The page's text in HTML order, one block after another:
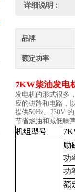
详细说明：
品牌
额定功率
7KW柴油发电
发电机的形式很多
应的磁路和电路，
提供50Hz、230V
节省燃油和减低噪
机组型号
励
功
功
额